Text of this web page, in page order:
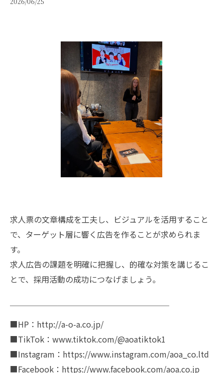
求人票の文章構成を工夫し、ビジュアルを活用すること
で、ターゲット層に響く広告を作ることが求められま
す。
求人広告の課題を明確に把握し、的確な対策を講じるこ
とで、採用活動の成功につなげましょう。
￣￣￣￣￣￣￣￣￣￣￣￣￣￣￣￣￣￣￣￣
■HP：http://a-o-a.co.jp/
■TikTok：www.tiktok.com/@aoatiktok1
■Instagram：https://www.instagram.com/aoa_co.ltd
■Facebook：https://www.facebook.com/aoa.co.jp